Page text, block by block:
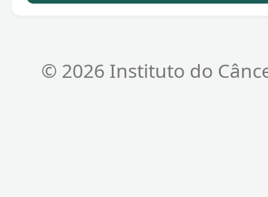
© 2026 Instituto do